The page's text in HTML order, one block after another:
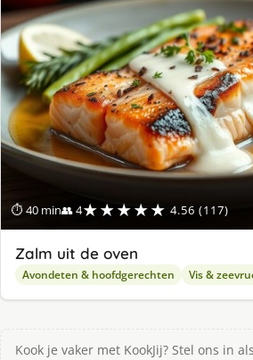
⏱ 40 min👥 4★★★★★ 4.56 (117)
Zalm uit de oven
Avondeten & hoofdgerechten Vis &
Kook je vaker met KookJij? Stel ons in